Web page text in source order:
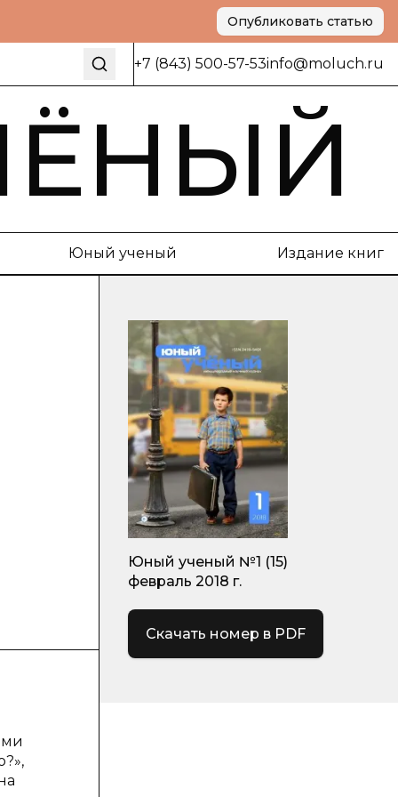
Опубликовать статью
+7 (843) 500-57-53info@moluch.ru
Юный ученый Издание книг
Юный ученый №1 (15)
февраль 2018 г.
Скачать номер в PDF